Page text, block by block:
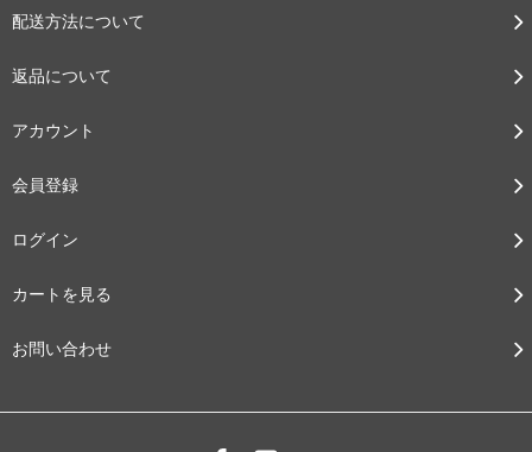
配送方法について
返品について
アカウント
会員登録
ログイン
カートを見る
お問い合わせ